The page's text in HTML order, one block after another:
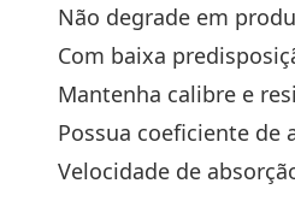
Não degrade em
Com baixa
Mantenha calibre e
Possua coeficiente de
Velocidade de